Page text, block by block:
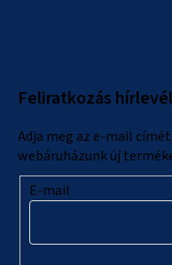
Feliratkozás
Adja meg az e-mail
webáruházunk új
E-mail